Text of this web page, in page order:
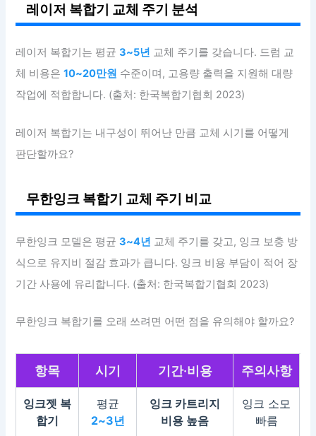
레이저 복합기 교체 주기 분석
레이저 복합기는 평균3~5년 교체 주기를 갖습니다. 드럼 교
체 비용은10~20만원 수준이며, 고용량 출력을 지원해 대량
작업에 적합합니다. (출처: 한국복합기협회 2023)
레이저 복합기는 내구성이 뛰어난 만큼 교체 시기를 어떻게
판단할까요?
무한잉크 복합기 교체 주기 비교
무한잉크 모델은 평균3~4년 교체 주기를 갖고, 잉크 보충 방
식으로 유지비 절감 효과가 큽니다. 잉크 비용 부담이 적어 장
기간 사용에 유리합니다. (출처: 한국복합기협회 2023)
무한잉크 복합기를 오래 쓰려면 어떤 점을 유의해야 할까요?
항목 시기 기간·비용 주의사항
잉크젯 복
합기
평균
2~3년
잉크 카트리지
비용 높음
잉크 소모
빠름